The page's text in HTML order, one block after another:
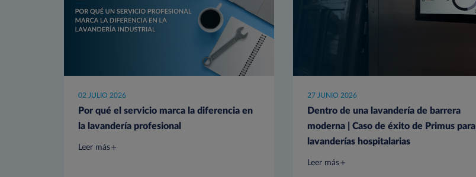
02 JULIO 2026
Por qué el servicio marca la diferencia en
la lavandería profesional
Leer más
27 JUNIO 2026
Dentro de una lavandería de barrera
moderna | Caso de éxito de Primus para
lavanderías hospitalarias
Leer más